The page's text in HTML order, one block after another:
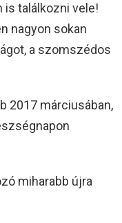
találkozni vele!
nagyon sokan
a szomszédos
2017 márciusában,
miharabb újra